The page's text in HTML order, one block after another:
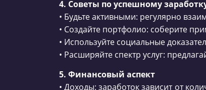
4. Советы по успешному
• Будьте активными: регулярно
• Создайте портфолио: соберите
• Используйте социальные
• Расширяйте спектр услуг:
5. Финансовый аспект
• Доходы: заработок зависит от